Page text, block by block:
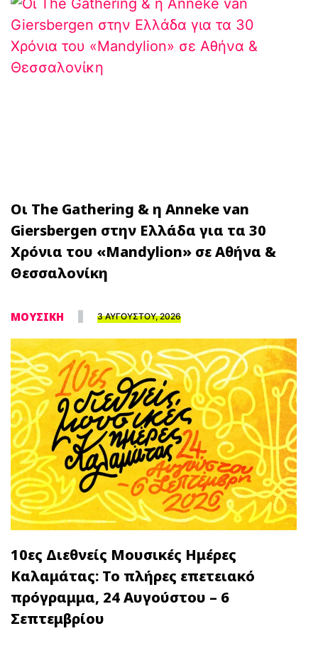
Οι The Gathering & η Anneke van
Giersbergen στην Ελλάδα για τα 30
Χρόνια του «Mandylion» σε Αθήνα &
Θεσσαλονίκη
ΜΟΥΣΙΚΗ 3 ΑΥΓΟΥΣΤΟΥ, 2026
10ες Διεθνείς Μουσικές Ημέρες
Καλαμάτας: Το πλήρες επετειακό
πρόγραμμα, 24 Αυγούστου – 6
Σεπτεμβρίου